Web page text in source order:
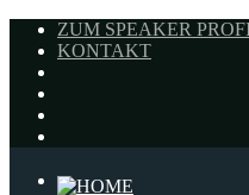
ZUM SPEAKER
KONTAKT